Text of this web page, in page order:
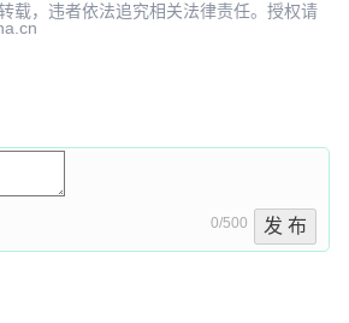
载，违者依法追究相关法律责任。授权请
0/500 发 布